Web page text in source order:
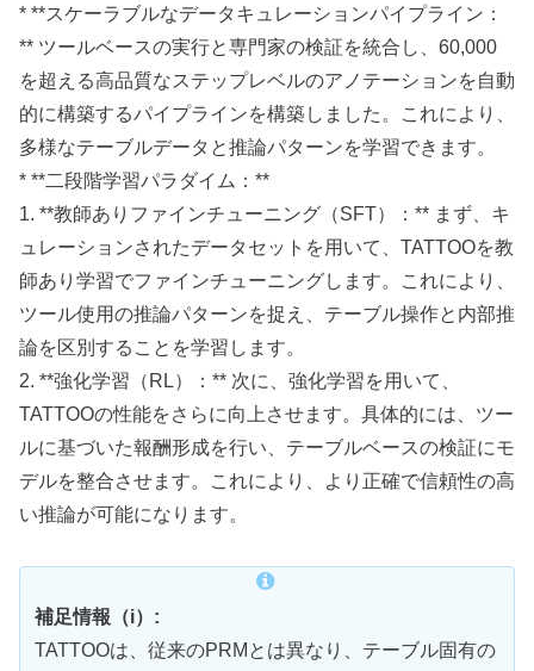
* **スケーラブルなデータキュレーションパイプライン：
** ツールベースの実行と専門家の検証を統合し、60,000
を超える高品質なステップレベルのアノテーションを自動
的に構築するパイプラインを構築しました。これにより、
多様なテーブルデータと推論パターンを学習できます。
* **二段階学習パラダイム：**
1. **教師ありファインチューニング（SFT）：** まず、キ
ュレーションされたデータセットを用いて、TATTOOを教
師あり学習でファインチューニングします。これにより、
ツール使用の推論パターンを捉え、テーブル操作と内部推
論を区別することを学習します。
2. **強化学習（RL）：** 次に、強化学習を用いて、
TATTOOの性能をさらに向上させます。具体的には、ツー
ルに基づいた報酬形成を行い、テーブルベースの検証にモ
デルを整合させます。これにより、より正確で信頼性の高
い推論が可能になります。
補足情報（i）:
TATTOOは、従来のPRMとは異なり、テーブル固有の